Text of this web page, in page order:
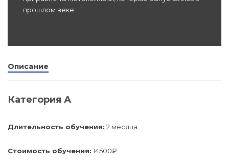
прошлом веке.
Описание
Категория А
Длительность обучения: 2 месяца
Стоимость обучения: 14500₽